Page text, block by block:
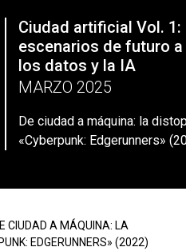
a máquina: la distopía
Ciudad artificial Vol.
escenarios de futuro
los datos y la IA
MARZO 2025
De ciudad a máquina: la
«Cyberpunk: Edgerunners»
CIUDAD A MÁQUINA: LA
EDGERUNNERS» (2022)